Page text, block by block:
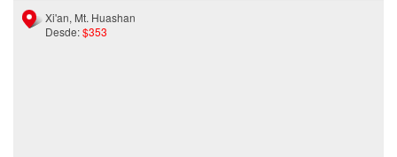
Xi'an, Mt. Huashan
Desde:$353